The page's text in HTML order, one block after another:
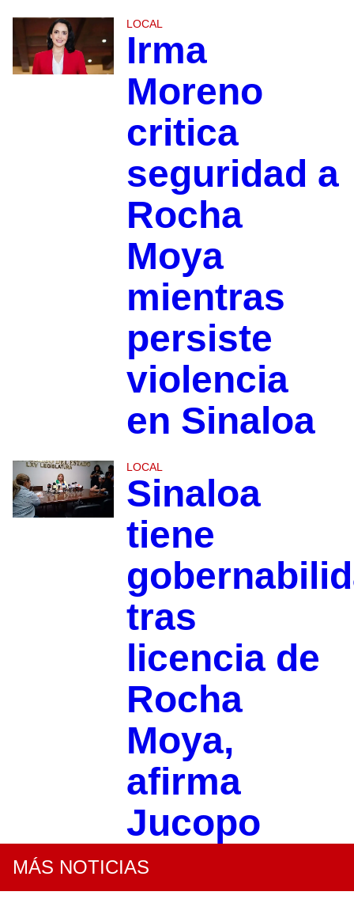
LOCAL
Irma
Moreno
critica
seguridad a
Rocha
Moya
mientras
persiste
violencia
en Sinaloa
LOCAL
Sinaloa
tiene
tras
licencia de
Rocha
Moya,
afirma
Jucopo
MÁS NOTICIAS